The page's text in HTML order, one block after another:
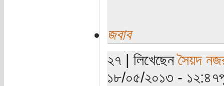
জবাব
২৭ | লিখেছেনসৈয়দ
১৮/০৫/২০১৩ -